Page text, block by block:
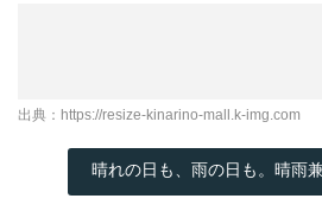
出典： https://resize-kinarino-mall.k-img.com
晴れの日も、雨の日も。晴雨